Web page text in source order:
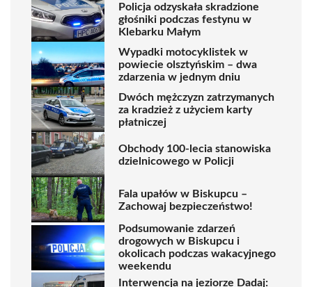
Policja odzyskała skradzione
głośniki podczas festynu w
Klebarku Małym
Wypadki motocyklistek w
powiecie olsztyńskim – dwa
zdarzenia w jednym dniu
Dwóch mężczyzn zatrzymanych
za kradzież z użyciem karty
płatniczej
Obchody 100-lecia stanowiska
dzielnicowego w Policji
Fala upałów w Biskupcu –
Zachowaj bezpieczeństwo!
Podsumowanie zdarzeń
drogowych w Biskupcu i
okolicach podczas wakacyjnego
weekendu
Interwencja na jeziorze Dadaj: